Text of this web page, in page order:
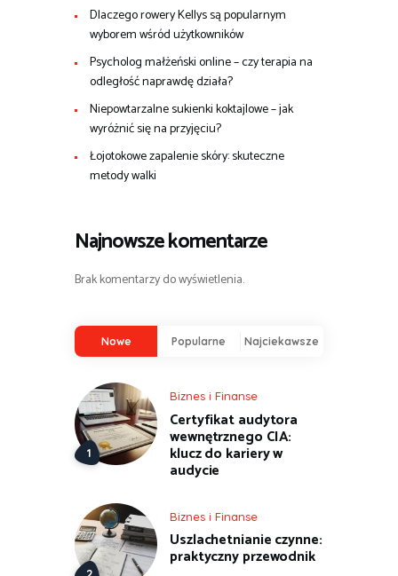
Dlaczego rowery Kellys są popularnym
wyborem wśród użytkowników
Psycholog małżeński online – czy terapia na
odległość naprawdę działa?
Niepowtarzalne sukienki koktajlowe – jak
wyróżnić się na przyjęciu?
Łojotokowe zapalenie skóry: skuteczne
metody walki
Najnowsze komentarze
Brak komentarzy do wyświetlenia.
Nowe Popularne Najciekawsze
Biznes i Finanse
Certyfikat audytora
wewnętrznego CIA:
klucz do kariery w
audycie
Biznes i Finanse
Uszlachetnianie czynne:
praktyczny przewodnik